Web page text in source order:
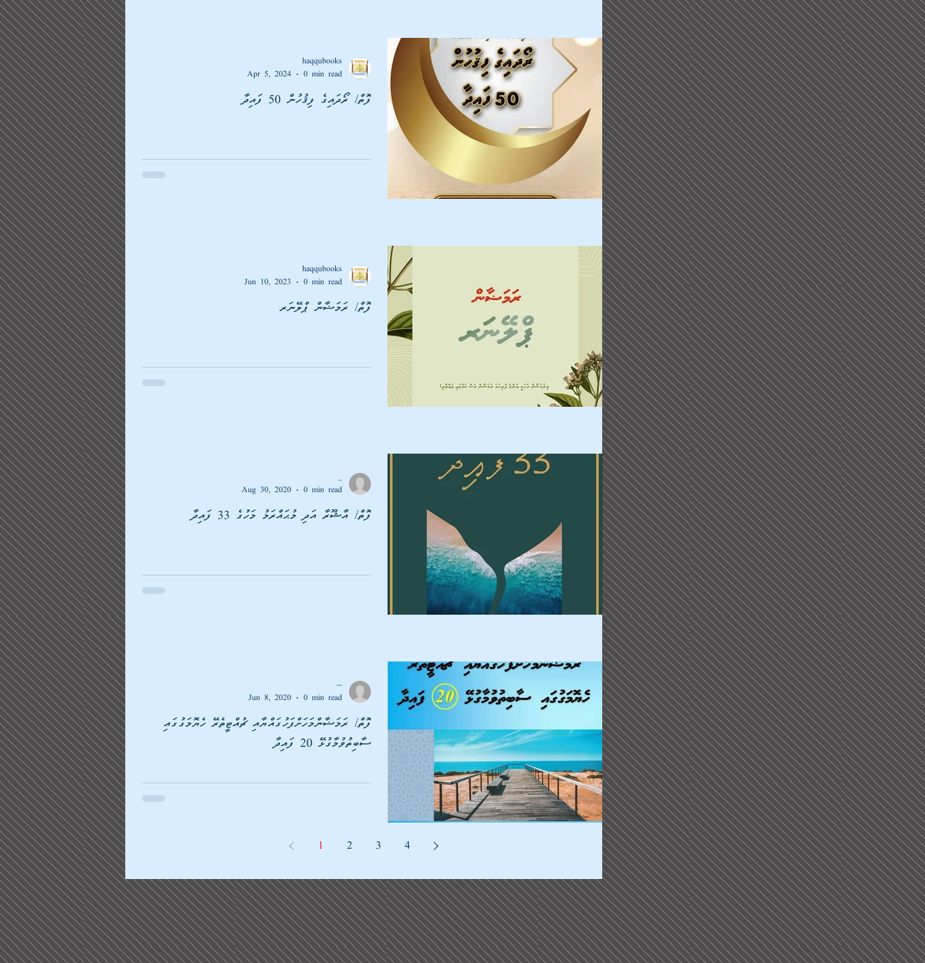
ފޮތް/ ރޯދައިގެ ފިޤުހުން 50 ފައިދާ
haqqubooks
Apr 5, 2024
0 min read
ފޮތް/ ރަމަޟާން ޕްލޭނަރ
haqqubooks
Jun 10, 2023
0 min read
ފޮތް/ އާޝޫރާ އަދި މުޙައްރަމު މަހުގެ 33 ފައިދާ
Aug 30, 2020
0 min read
ފޮތް/ ރަމަޟާންމަހަށްފަހުގައްޔާއި ޗުއްޓީތެރޭ ހެޔޮމަގުގައި
ސާބިތުވުމާގުޅޭ 20 ފައިދާ
--
Jun 8, 2020
0 min read
1 2 3 4